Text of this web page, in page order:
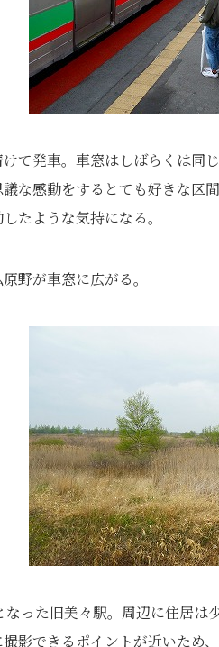
て発車。車窓はしばらくは同
な感動をするとても好きな区
たような気持になる。
野が車窓に広がる。
った旧美々駅。周辺に住居
影できるポイントが近いため